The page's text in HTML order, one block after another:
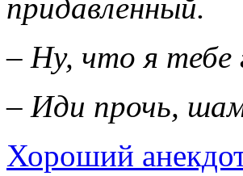
придавленный.
– Hу, что я тебе
– Иди прочь,
Хороший